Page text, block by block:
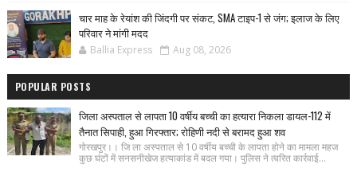
चार माह के रेयांश की जिंदगी पर संकट, SMA टाइप-1 से जंग; इलाज के लिए
परिवार ने मांगी मदद
Ballia Express Aug 08, 2026
POPULAR POSTS
जिला अस्पताल से लापता 10 वर्षीय बच्ची का हत्यारा निकला डायल-112 में
तैनात सिपाही, हुआ गिरफ्तार; रोहिणी नदी से बरामद हुआ शव
गोरखपुर।। जि ला अस्पताल से 10 वर्षीय बच्ची के लापता होने का मामला महज
कुछ घंटों में सनसनीखेज हत्याकांड में बदल गया। पुलिस ने त्वरित कार्रवाई...